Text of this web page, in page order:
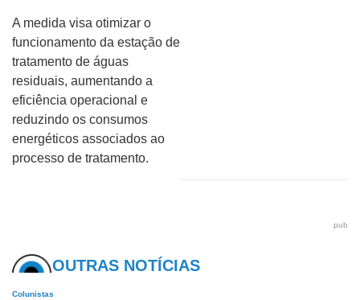
A medida visa otimizar o
funcionamento da estação de
tratamento de águas
residuais, aumentando a
eficiência operacional e
reduzindo os consumos
energéticos associados ao
processo de tratamento.
pub
OUTRAS NOTÍCIAS
Colunistas